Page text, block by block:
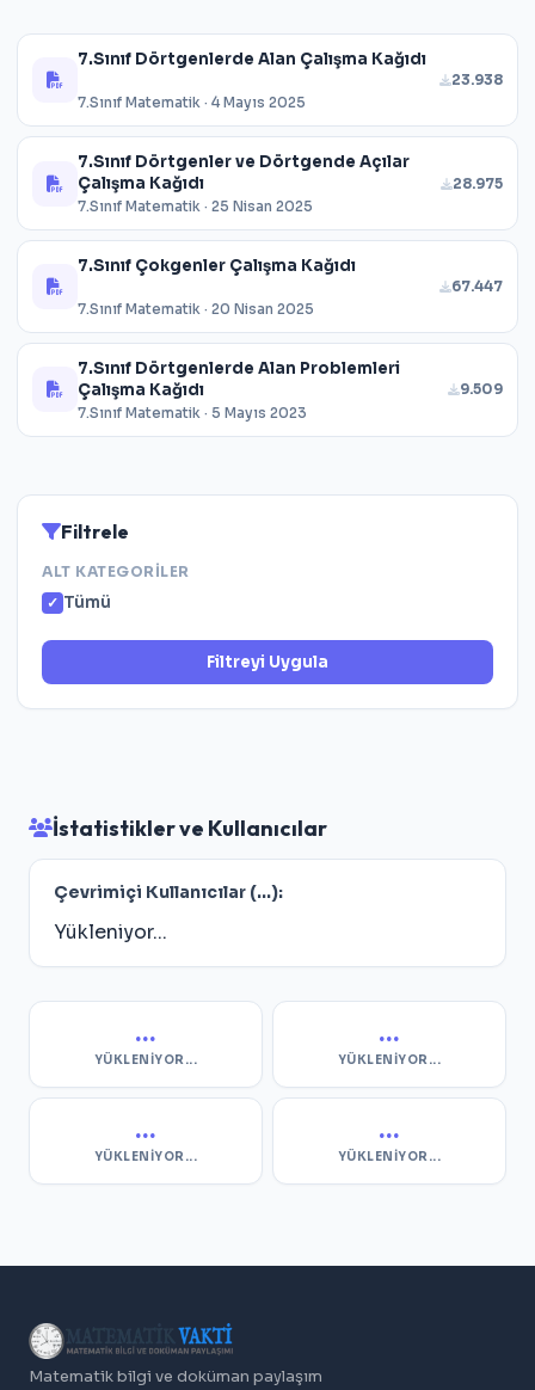
7.Sınıf Dörtgenlerde Alan Çalışma Kağıdı
7.Sınıf Matematik · 4 Mayıs 2025
23.938
7.Sınıf Dörtgenler ve Dörtgende Açılar
Çalışma Kağıdı
7.Sınıf Matematik · 25 Nisan 2025
28.975
7.Sınıf Çokgenler Çalışma Kağıdı
7.Sınıf Matematik · 20 Nisan 2025
67.447
7.Sınıf Dörtgenlerde Alan Problemleri
Çalışma Kağıdı
7.Sınıf Matematik · 5 Mayıs 2023
9.509
Filtrele
ALT KATEGORILER
Tümü
Filtreyi Uygula
İstatistikler ve Kullanıcılar
Çevrimiçi Kullanıcılar (...):
Yükleniyor...
...
YÜKLENIYOR...
...
YÜKLENIYOR...
...
YÜKLENIYOR...
...
YÜKLENIYOR...
Matematik bilgi ve doküman paylaşım